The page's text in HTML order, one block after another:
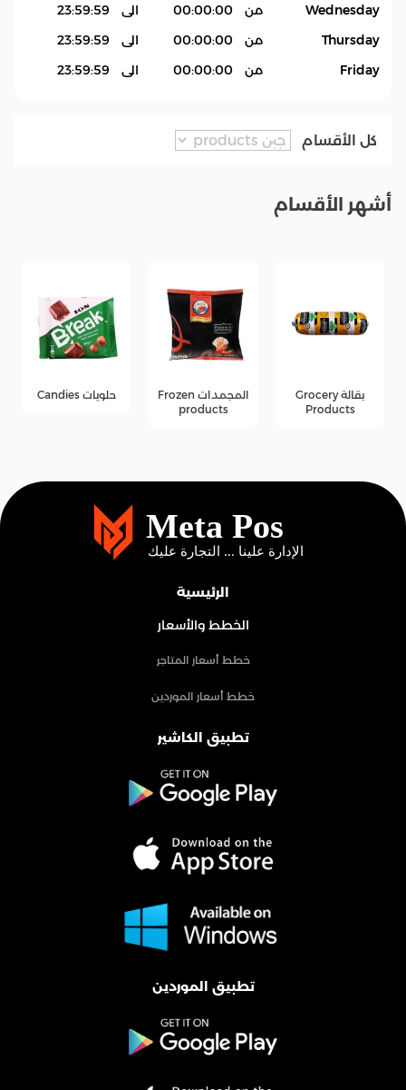
Wednesday
من 00:00:00 الى
23:59:59
Thursday
من 00:00:00 الى
23:59:59
Friday
من 00:00:00 الى 23:59:59
كل الأقسام
أشهر الأقسام
بقالة Grocery
Products
المجمدات Frozen
products
حلويات Candies
الرئيسية
الخطط والأسعار
خطط أسعار المتاجر
خطط أسعار الموردين
تطبيق الكاشير
تطبيق الموردين